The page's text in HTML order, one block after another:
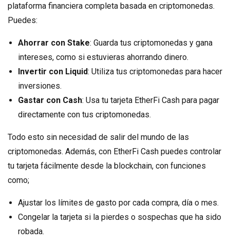
plataforma financiera completa basada en criptomonedas.
Puedes:
Ahorrar con Stake: Guarda tus criptomonedas y gana
intereses, como si estuvieras ahorrando dinero.
Invertir con Liquid: Utiliza tus criptomonedas para hacer
inversiones.
Gastar con Cash: Usa tu tarjeta EtherFi Cash para pagar
directamente con tus criptomonedas.
Todo esto sin necesidad de salir del mundo de las
criptomonedas. Además, con EtherFi Cash puedes controlar
tu tarjeta fácilmente desde la blockchain, con funciones
como;
Ajustar los límites de gasto por cada compra, día o mes.
Congelar la tarjeta si la pierdes o sospechas que ha sido
robada.